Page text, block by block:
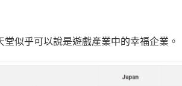
似乎可以說是遊戲產業中的幸福企業。